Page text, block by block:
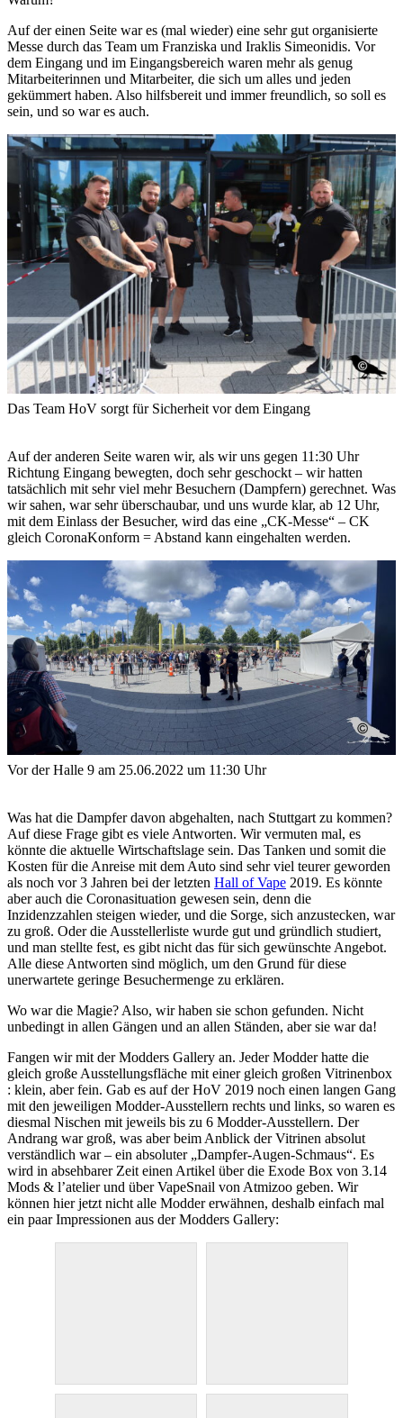
Auf der einen Seite war es (mal wieder) eine sehr gut organisierte
Messe durch das Team um Franziska und Iraklis Simeonidis. Vor
dem Eingang und im Eingangsbereich waren mehr als genug
Mitarbeiterinnen und Mitarbeiter, die sich um alles und jeden
gekümmert haben. Also hilfsbereit und immer freundlich, so soll es
sein, und so war es auch.
Das Team HoV sorgt für Sicherheit vor dem Eingang
Auf der anderen Seite waren wir, als wir uns gegen 11:30 Uhr
Richtung Eingang bewegten, doch sehr geschockt – wir hatten
tatsächlich mit sehr viel mehr Besuchern (Dampfern) gerechnet. Was
wir sahen, war sehr überschaubar, und uns wurde klar, ab 12 Uhr,
mit dem Einlass der Besucher, wird das eine „CK-Messe“ – CK
gleich CoronaKonform = Abstand kann eingehalten werden.
Vor der Halle 9 am 25.06.2022 um 11:30 Uhr
Was hat die Dampfer davon abgehalten, nach Stuttgart zu kommen?
Auf diese Frage gibt es viele Antworten. Wir vermuten mal, es
könnte die aktuelle Wirtschaftslage sein. Das Tanken und somit die
Kosten für die Anreise mit dem Auto sind sehr viel teurer geworden
als noch vor 3 Jahren bei der letzten Hall of Vape 2019. Es könnte
aber auch die Coronasituation gewesen sein, denn die
Inzidenzzahlen steigen wieder, und die Sorge, sich anzustecken, war
zu groß. Oder die Ausstellerliste wurde gut und gründlich studiert,
und man stellte fest, es gibt nicht das für sich gewünschte Angebot.
Alle diese Antworten sind möglich, um den Grund für diese
unerwartete geringe Besuchermenge zu erklären.
Wo war die Magie? Also, wir haben sie schon gefunden. Nicht
unbedingt in allen Gängen und an allen Ständen, aber sie war da!
Fangen wir mit der Modders Gallery an. Jeder Modder hatte die
gleich große Ausstellungsfläche mit einer gleich großen Vitrinenbox
: klein, aber fein. Gab es auf der HoV 2019 noch einen langen Gang
mit den jeweiligen Modder-Ausstellern rechts und links, so waren es
diesmal Nischen mit jeweils bis zu 6 Modder-Ausstellern. Der
Andrang war groß, was aber beim Anblick der Vitrinen absolut
verständlich war – ein absoluter „Dampfer-Augen-Schmaus“. Es
wird in absehbarer Zeit einen Artikel über die Exode Box von 3.14
Mods & l’atelier und über VapeSnail von Atmizoo geben. Wir
können hier jetzt nicht alle Modder erwähnen, deshalb einfach mal
ein paar Impressionen aus der Modders Gallery: